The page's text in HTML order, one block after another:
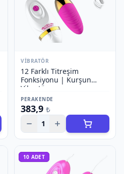
VIBRATÖR
12 Farklı Titreşim
Fonksiyonu | Kurşun
Vibratör
PERAKENDE
383,9 ₺
1
10 ADET